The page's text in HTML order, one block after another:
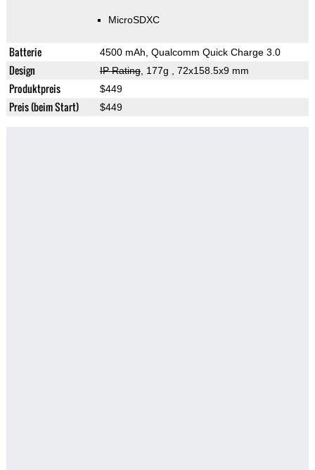
MicroSDXC
Batterie 4500 mAh, Qualcomm Quick Charge 3.0
Design IP Rating, 177g , 72x158.5x9 mm
Produktpreis $449
Preis (beim Start) $449